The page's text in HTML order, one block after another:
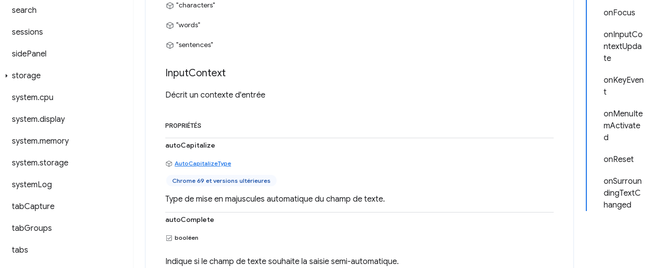
search
sessions
sidePanel
storage
system.cpu
system.display
system.memory
system.storage
systemLog
tabCapture
tabGroups
tabs
onFocus
onInputCo
ntextUpda
te
onKeyEven
t
onMenuIte
mActivate
d
onReset
onSurroun
dingTextC
hanged
"characters"
"words"
"sentences"
InputContext
Décrit un contexte d'entrée
PROPRIÉTÉS
autoCapitalize
AutoCapitalizeType
Chrome 69 et versions ultérieures
Type de mise en majuscules automatique du champ de texte.
autoComplete
booléen
Indique si le champ de texte souhaite la saisie semi-automatique.